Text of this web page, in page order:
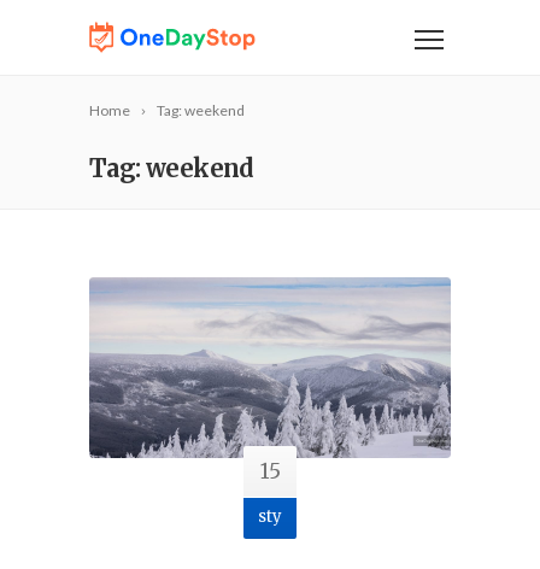
Home Tag: weekend
Tag: weekend
15
sty